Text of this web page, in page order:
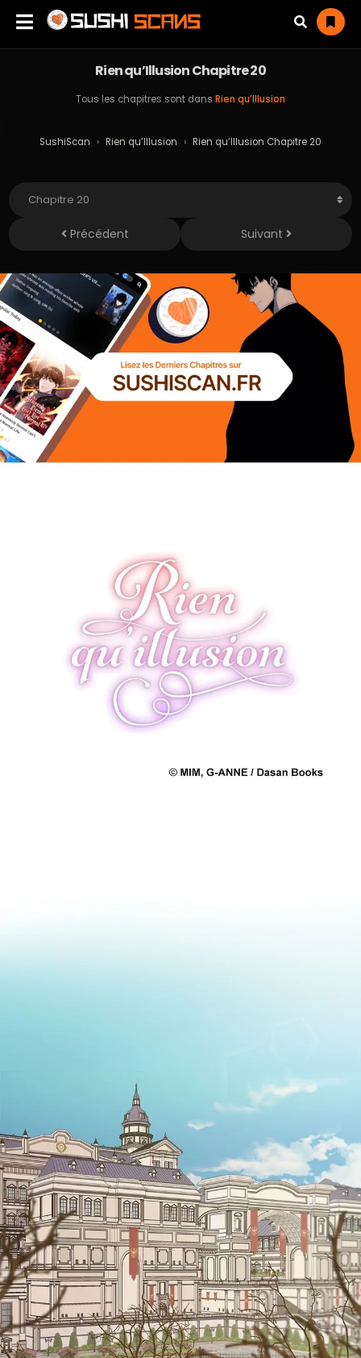
Rien qu’Illusion Chapitre 20
Tous les chapitres sont dans Rien qu’Illusion
SushiScan › Rien qu’Illusion › Rien qu’Illusion Chapitre 20
Précédent Suivant